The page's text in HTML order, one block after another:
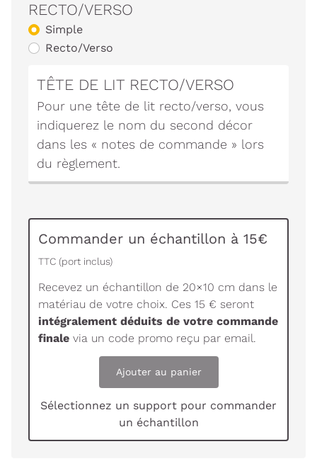
RECTO/VERSO
Simple
Recto/Verso
TÊTE DE LIT RECTO/VERSO
Pour une tête de lit recto/verso, vous
indiquerez le nom du second décor
dans les « notes de commande » lors
du règlement.
Commander un échantillon à 15€
TTC (port inclus)
Recevez un échantillon de 20×10 cm dans le
matériau de votre choix. Ces 15 € seront
intégralement déduits de votre commande
finale via un code promo reçu par email.
Ajouter au panier
Sélectionnez un support pour commander
un échantillon